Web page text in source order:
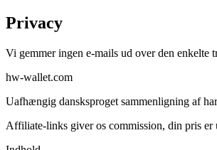
Privacy
Vi gemmer ingen e-mails ud over den enkelte
hw-wallet.com
Uafhængig dansksproget sammenligning af